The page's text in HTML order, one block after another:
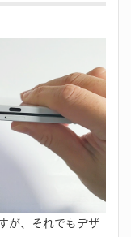
が、それでもデザ